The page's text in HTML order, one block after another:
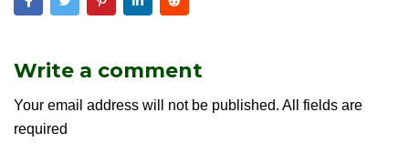
Write a comment
Your email address will not be published. All fields are
required